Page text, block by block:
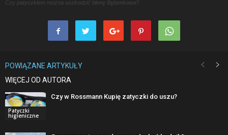
Czy patyczkiem można uszkodzić błonę Bębenkowa?
POWIĄZANE ARTYKUŁY
WIĘCEJ OD AUTORA
Patyczki
higieniczne
Czy w Rossmann Kupię zatyczki do uszu?